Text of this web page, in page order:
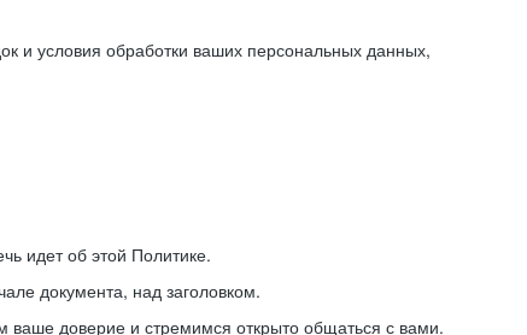
и условия обработки ваших персональных данных,
идет об этой Политике.
документа, над заголовком.
доверие и стремимся открыто общаться с вами.